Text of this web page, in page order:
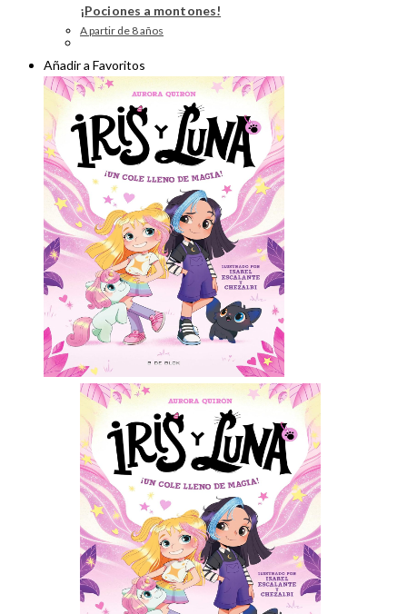
¡Pociones a montones!
A partir de 8 años
Añadir a Favoritos